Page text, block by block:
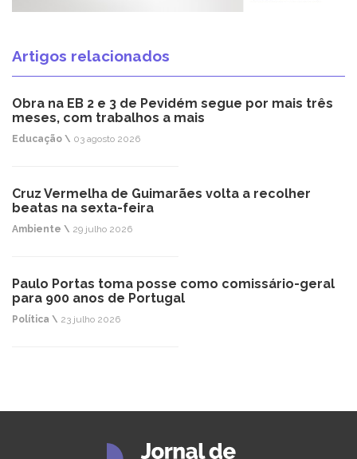
Artigos relacionados
Obra na EB 2 e 3 de Pevidém segue por mais três
meses, com trabalhos a mais
Educação \ 03 agosto 2026
Cruz Vermelha de Guimarães volta a recolher
beatas na sexta-feira
Ambiente \ 29 julho 2026
Paulo Portas toma posse como comissário-geral
para 900 anos de Portugal
Política \ 23 julho 2026